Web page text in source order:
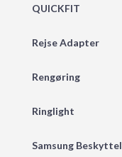
QUICKFIT
Rejse Adapter
Rengøring
Ringlight
Samsung